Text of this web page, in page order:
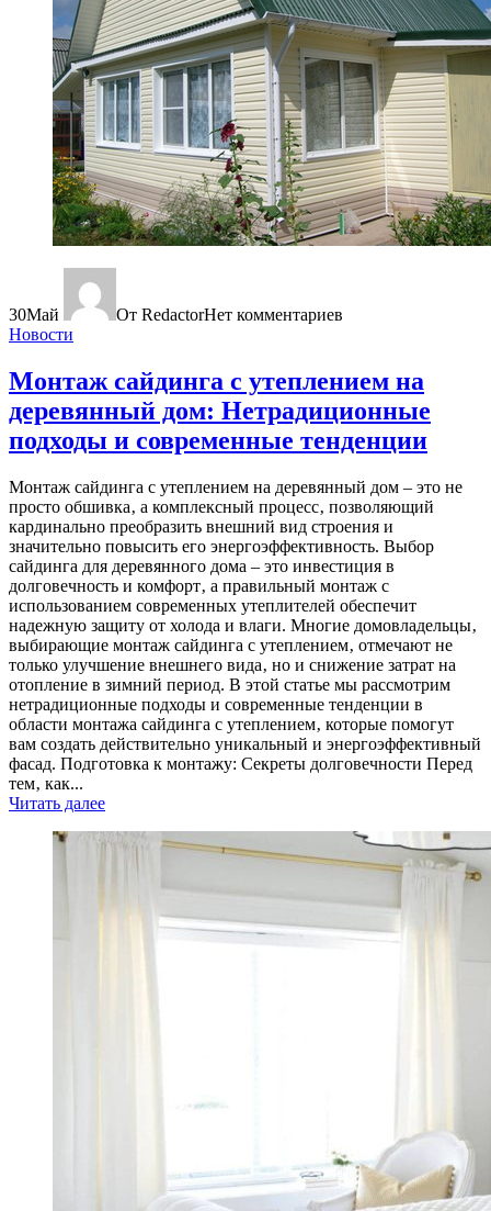
30Май От RedactorНет комментариев
Новости
Монтаж сайдинга с утеплением на
деревянный дом: Нетрадиционные
подходы и современные тенденции
Монтаж сайдинга с утеплением на деревянный дом – это не
просто обшивка‚ а комплексный процесс‚ позволяющий
кардинально преобразить внешний вид строения и
значительно повысить его энергоэффективность. Выбор
сайдинга для деревянного дома – это инвестиция в
долговечность и комфорт‚ а правильный монтаж с
использованием современных утеплителей обеспечит
надежную защиту от холода и влаги. Многие домовладельцы‚
выбирающие монтаж сайдинга с утеплением‚ отмечают не
только улучшение внешнего вида‚ но и снижение затрат на
отопление в зимний период. В этой статье мы рассмотрим
нетрадиционные подходы и современные тенденции в
области монтажа сайдинга с утеплением‚ которые помогут
вам создать действительно уникальный и энергоэффективный
фасад. Подготовка к монтажу: Секреты долговечности Перед
тем‚ как...
Читать далее